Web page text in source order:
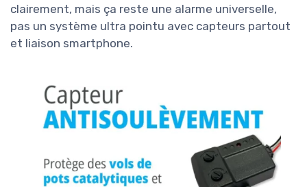
clairement, mais ça reste une alarme universelle,
pas un système ultra pointu avec capteurs partout
et liaison smartphone.